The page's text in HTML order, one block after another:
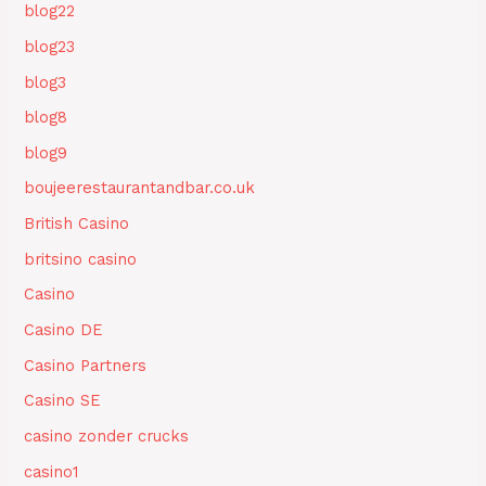
blog22
blog23
blog3
blog8
blog9
boujeerestaurantandbar.co.uk
British Casino
britsino casino
Casino
Casino DE
Casino Partners
Casino SE
casino zonder crucks
casino1